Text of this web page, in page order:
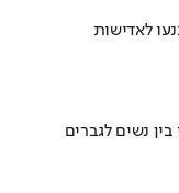
לאדישות
נשים לגברים